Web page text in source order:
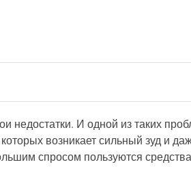
недостатки. И одной из таких
возникает сильный зуд и
спросом пользуются